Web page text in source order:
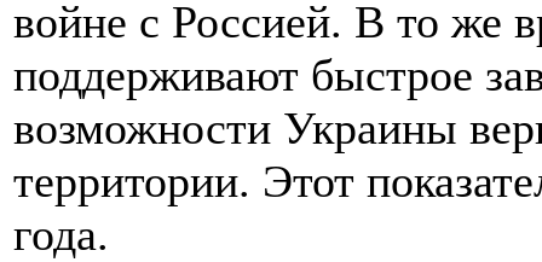
войне с Россией. В то же
поддерживают быстрое
возможности Украины
территории. Этот
года.